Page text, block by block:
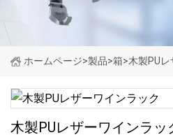
ホームページ>製品>箱>木製PU
木製PUレザーワインラッ